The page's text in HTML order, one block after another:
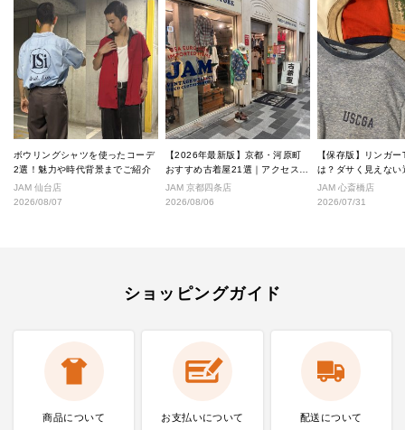
ボウリングシャツを使ったコーデ
2選！魅力や時代背景までご紹介
JAM 仙台店
2026/08/07
【2026年最新版】京都・河原町
おすすめ古着屋21選｜アクセス良
好な絶対行くべきショップ厳選！
JAM 京都四条店
2026/08/06
【保存版】リンガ
は？ダサく見えない
なし完全ガイド
JAM 心斎橋店
2026/07/31
ショッピングガイド
商品について お支払いについて 配送について